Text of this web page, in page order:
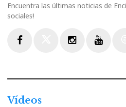
Encuentra las últimas noticias de
sociales!
Vídeos